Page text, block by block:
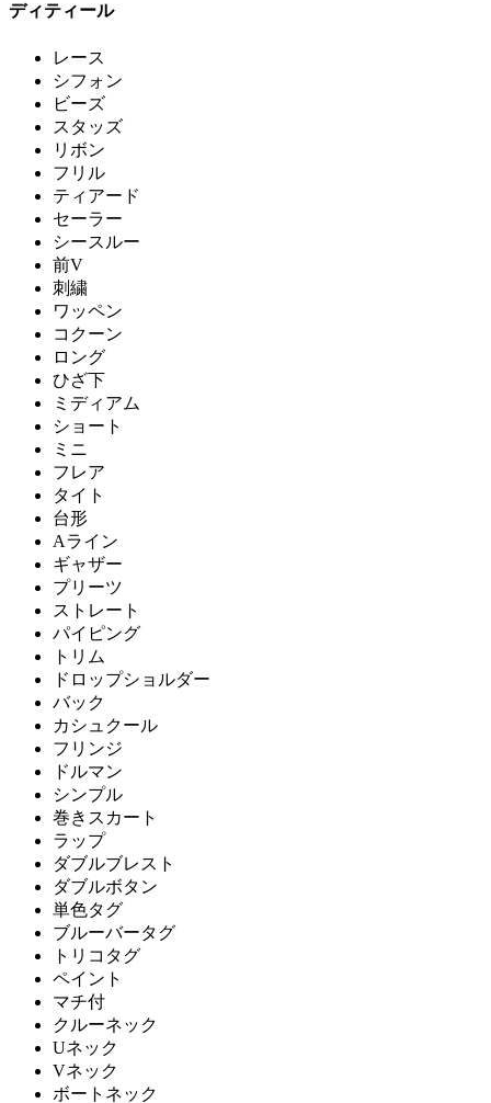
ディティール
レース
シフォン
ビーズ
スタッズ
リボン
フリル
ティアード
セーラー
シースルー
前V
刺繍
ワッペン
コクーン
ロング
ひざ下
ミディアム
ショート
ミニ
フレア
タイト
台形
Aライン
ギャザー
プリーツ
ストレート
パイピング
トリム
ドロップショルダー
バック
カシュクール
フリンジ
ドルマン
シンプル
巻きスカート
ラップ
ダブルブレスト
ダブルボタン
単色タグ
ブルーバータグ
トリコタグ
ペイント
マチ付
クルーネック
Uネック
Vネック
ボートネック